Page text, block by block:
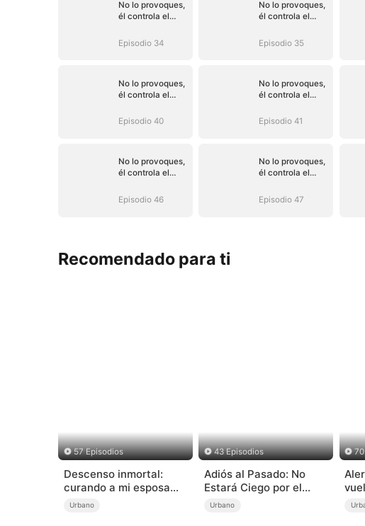
No lo provoques,
él controla el
Episodio 34
No lo provoques,
él controla el
Episodio 35
No lo provoques,
él controla el
Episodio 40
No lo provoques,
él controla el
Episodio 41
No lo provoques,
él controla el
Episodio 46
No lo provoques,
él controla el
Episodio 47
Recomendado para ti
57 Episodios
Descenso inmortal:
curando a mi esposa
muda
Urbano
43 Episodios
Adiós al Pasado: No
Estará Ciego por el
Amor (Doblado)
Urbano